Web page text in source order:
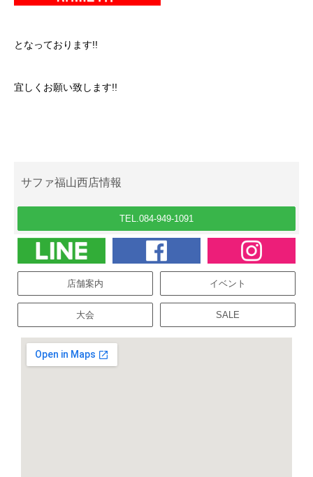
となっております!!
宜しくお願い致します!!
サファ福山西店情報
TEL.084-949-1091
店舗案内 イベント
大会 SALE